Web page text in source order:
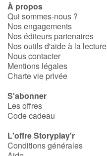
Rencontres et témoignages
Contes d'ici et d'ailleurs
Autour de la lecture
Livre audio
Activités et ateliers
À propos
Qui sommes-nous ?
Nos engagements
Nos éditeurs partenaires
Nos outils d'aide à la lecture
Nous contacter
Mentions légales
Charte vie privée
S'abonner
Les offres
Code cadeau
L'offre Storyplay'r
Conditions générales